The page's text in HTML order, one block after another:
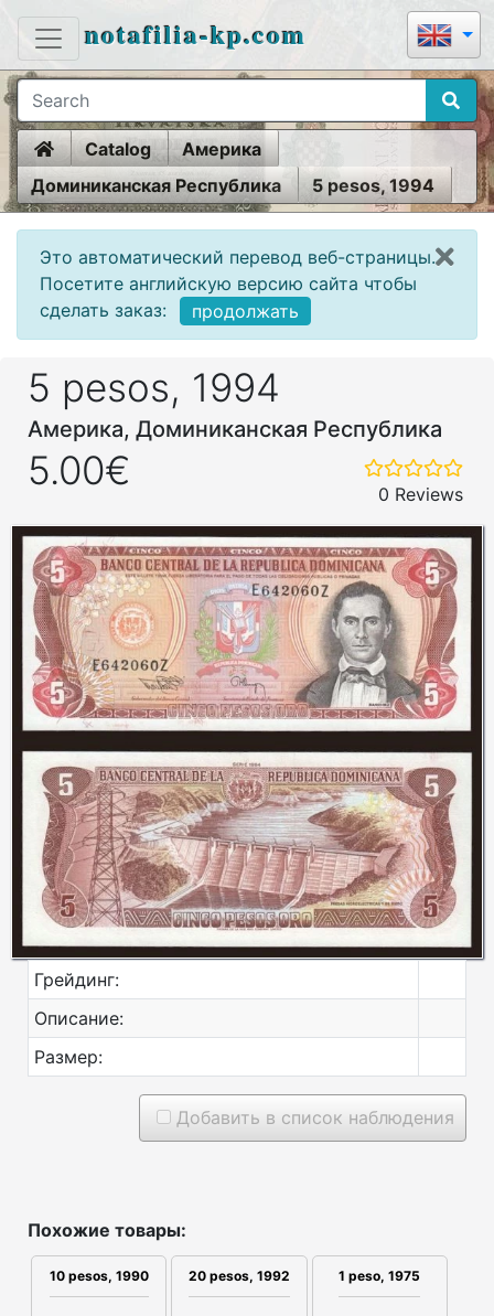
notafilia-kp.com
HomeCatalog
Америка
Доминиканская Республика
5 pesos, 1994
Это автоматический перевод веб-страницы.
Посетите английскую версию сайта чтобы
сделать заказ:
продолжать
5 pesos, 1994
Америка, Доминиканская Республика
5.00€
0 Reviews
Грейдинг:
Описание:
Размер:
Добавить в список наблюдения
Похожие товары:
10 pesos, 1990 20 pesos, 1992 1 peso, 1975